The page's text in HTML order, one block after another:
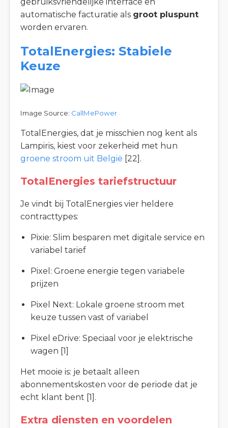
automatische facturatie als groot pluspunt
worden ervaren.
TotalEnergies: Stabiele
Keuze
Image Source: CallMePower
TotalEnergies, dat je misschien nog kent als
Lampiris, kiest voor zekerheid met hun
groene stroom uit België [22].
TotalEnergies tariefstructuur
Je vindt bij TotalEnergies vier heldere
contracttypes:
Pixie: Slim besparen met digitale service en
variabel tarief
Pixel: Groene energie tegen variabele
prijzen
Pixel Next: Lokale groene stroom met
keuze tussen vast of variabel
Pixel eDrive: Speciaal voor je elektrische
wagen [1]
Het mooie is: je betaalt alleen
abonnementskosten voor de periode dat je
echt klant bent [1].
Extra diensten en voordelen